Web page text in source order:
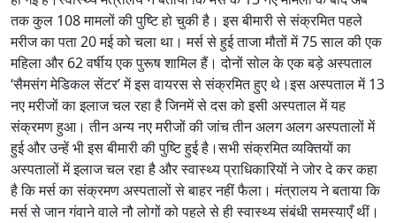
तक कुल 108 मामलों की पुष्टि हो चुकी है। इस बीमारी से संक्रमित पहले
मरीज का पता 20 मई को चला था। मर्स से हुई ताजा मौतों में 75 साल की एक
महिला और 62 वर्षीय एक पुरूष शामिल हैं। दोनों सोल के एक बड़े अस्पताल
‘सैमसंग मेडिकल सेंटर’ में इस वायरस से संक्रमित हुए थे।इस अस्पताल में 13
नए मरीजों का इलाज चल रहा है जिनमें से दस को इसी अस्पताल में यह
संक्रमण हुआ। तीन अन्य नए मरीजों की जांच तीन अलग अलग अस्पतालों में
हुई और उन्हें भी इस बीमारी की पुष्टि हुई है।सभी संक्रमित व्यक्तियों का
अस्पतालों में इलाज चल रहा है और स्वास्थ्य प्राधिकारियों ने जोर दे कर कहा
है कि मर्स का संक्रमण अस्पतालों से बाहर नहीं फैला। मंत्रालय ने बताया कि
मर्स से जान गंवाने वाले नौ लोगों को पहले से ही स्वास्थ्य संबंधी समस्याएँ थीं।